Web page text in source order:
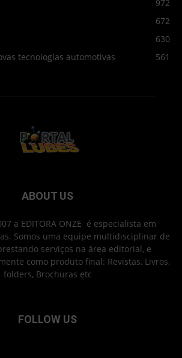
972
672
630
tecnologias automotivas
561
ABOUT US
a EDITORA ONZE é especialista em
Somos uma equipe multidisciplinar de
serviços na área editorial, e
como produto final: Revistas, Livros,
folders, Brochuras etc
FOLLOW US